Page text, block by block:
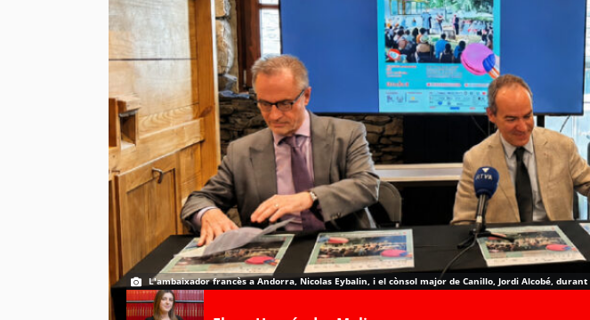
L'ambaixador francès a Andorra, Nicolas Eybalin, i el cònsol major de Canillo, Jordi Alcobé,